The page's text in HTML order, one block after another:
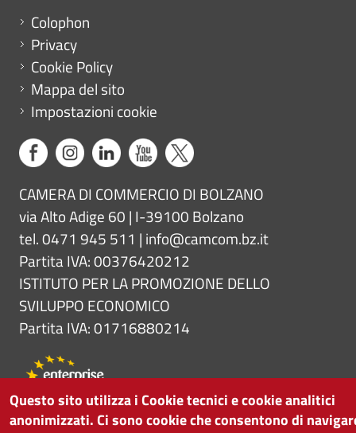
Menu footer
Colophon
Privacy
Cookie Policy
Mappa del sito
Impostazioni cookie
CAMERA DI COMMERCIO DI BOLZANO
via Alto Adige 60 | I-39100 Bolzano
tel. 0471 945 511 | info@camcom.bz.it
Partita IVA: 00376420212
ISTITUTO PER LA PROMOZIONE DELLO
SVILUPPO ECONOMICO
Partita IVA: 01716880214
Questo sito utilizza i Cookie tecnici e cookie analitici
anonimizzati. Ci sono cookie che consentono di